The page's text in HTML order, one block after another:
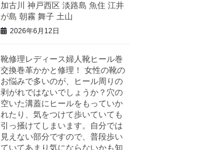
加古川 神戸西区 淡路島 魚住 江井
が島 朝霧 舞子 土山
2026年6月12日
靴修理レディース婦人靴ヒール巻
交換巻革かかと修理！ 女性の靴の
お悩みで多いのが、ヒール周りの
剥がれではないでしょうか？穴の
空いた溝蓋にヒールをもっていか
れたり、気をつけて歩いていても
引っ掻けてしまいます。自分では
見えない部分ですので、普段歩い
ていてあまり気にならないかも知